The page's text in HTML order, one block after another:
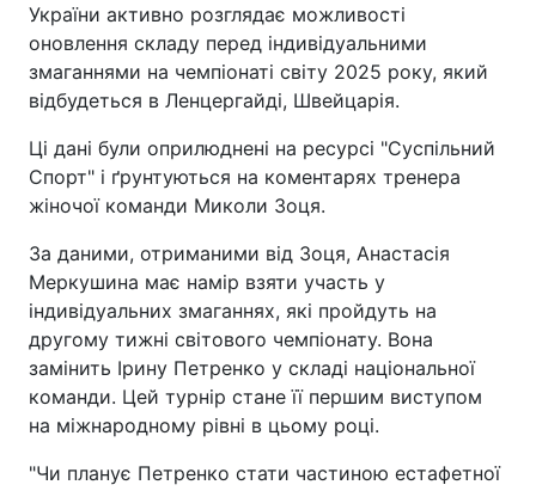
України активно розглядає можливості
оновлення складу перед індивідуальними
змаганнями на чемпіонаті світу 2025 року, який
відбудеться в Ленцергайді, Швейцарія.
Ці дані були оприлюднені на ресурсі "Суспільний
Спорт" і ґрунтуються на коментарях тренера
жіночої команди Миколи Зоця.
За даними, отриманими від Зоця, Анастасія
Меркушина має намір взяти участь у
індивідуальних змаганнях, які пройдуть на
другому тижні світового чемпіонату. Вона
замінить Ірину Петренко у складі національної
команди. Цей турнір стане її першим виступом
на міжнародному рівні в цьому році.
"Чи планує Петренко стати частиною естафетної